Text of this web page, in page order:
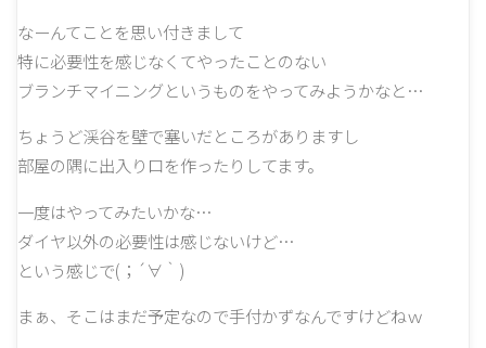
なーんてことを思い付きまして
特に必要性を感じなくてやったことのない
ブランチマイニングというものをやってみようかなと…
ちょうど渓谷を壁で塞いだところがありますし
部屋の隅に出入り口を作ったりしてます。
一度はやってみたいかな…
ダイヤ以外の必要性は感じないけど…
という感じで(；´∀｀)
まぁ、そこはまだ予定なので手付かずなんですけどねｗ